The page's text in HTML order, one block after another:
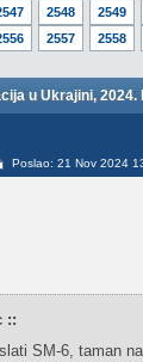
2548 2549
2557 2558
u Ukrajini, 2024.
Poslao: 21 Nov 2024
::
SM-6, taman